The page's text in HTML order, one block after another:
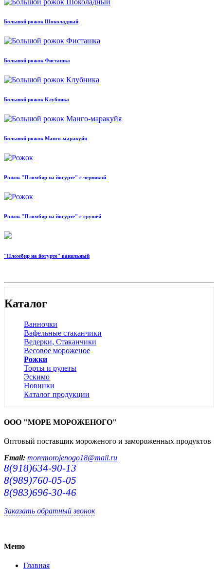
Большой рожок Шоколадный
Большой рожок Фисташка
Большой рожок Клубника
Большой рожок Манго-маракуйя
Рожок "Пломбир на йогурте" с черникой
Рожок "Пломбир на йогурте" с грушей
"Пломбир на йогурте" ванильный
Каталог
Ванночки
Вафельные стаканчики
Ведерки, Стаканчики
Весовое мороженое
Рожки
Торты и рулеты
Эскимо
Новинки
Каталог продукции
ООО "МОРЕ МОРОЖЕНОГО"
Оптовый поставщик мороженого и замороженных продуктов
Email: moremorojenogo18@mail.ru
8(918)634-90-13
8(989)760-05-05
8(983)696-30-46
Заказать обратный звонок
Меню
Главная